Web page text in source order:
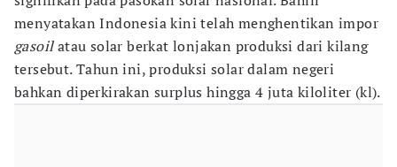
menyatakan Indonesia kini telah menghentikan impor
gasoilatau solar berkat lonjakan produksi dari kilang
tersebut. Tahun ini, produksi solar dalam negeri
bahkan diperkirakan surplus hingga 4 juta kiloliter (kl).